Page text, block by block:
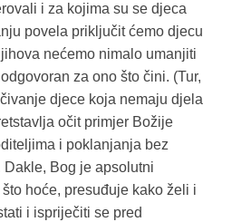
i za kojima su se djeca
povela priključit ćemo djecu
nećemo nimalo umanjiti
za ono što čini. (Tur,
djece koja nemaju djela
očit primjer Božije
i poklanjanja bez
Bog je apsolutni
hoće, presuđuje kako želi i
i ispriječiti se pred